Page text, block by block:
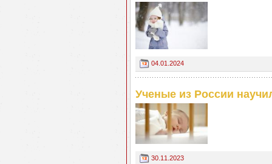
04.01.2024
Ученые из России
30.11.2023